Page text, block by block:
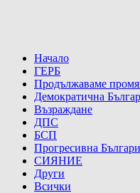
Начало
ГЕРБ
Продължаваме
Демократична
Възраждане
ДПС
БСП
Прогресивна
СИЯНИЕ
Други
Всички